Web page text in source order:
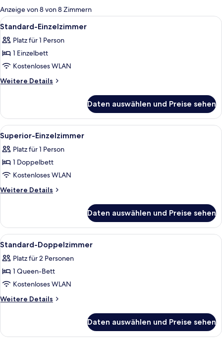
für
Zimmer
Anzeige von 8 von 8 Zimmern
Alle
Fotos
für
Standard-
Einzelzimmer
anzeigen
Ein Hotelzimmer mit Bett,
5
Standard-Einzelzimmer
Platz für 1 Person
1 Einzelbett
Kostenloses WLAN
Weitere Details
Weitere
Einzelzimmer
Daten auswählen und Preise sehen
Alle
Fotos
für
Superior-
Einzelzimmer
anzeigen
Ein Hotelzimmer mit Bett,
5
Superior-Einzelzimmer
Platz für 1 Person
1 Doppelbett
Kostenloses WLAN
Weitere Details
Weitere
Einzelzimmer
Daten auswählen und Preise sehen
Alle
Fotos
für
Standard-
Doppelzimmer
anzeigen
Ein Hotelzimmer mit einem großen
7
Standard-Doppelzimmer
Platz für 2 Personen
1 Queen-Bett
Kostenloses WLAN
Weitere Details
Weitere
Doppelzimmer
Daten auswählen und Preise sehen